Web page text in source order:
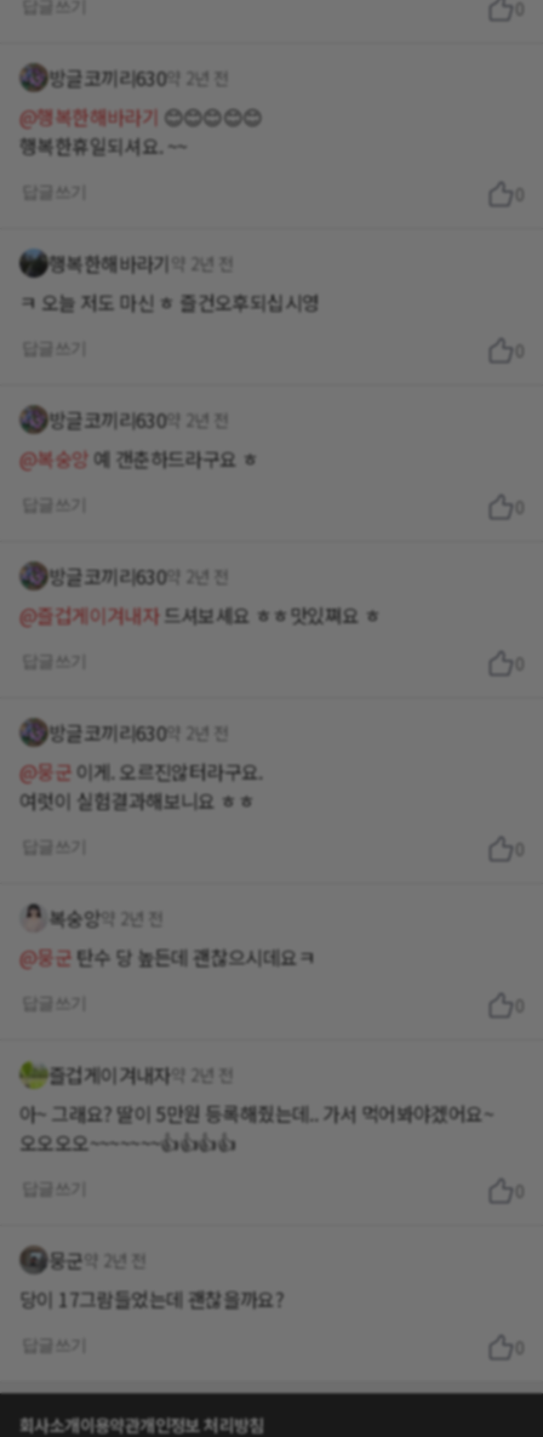
방글코끼리630약 2년 전
@행복한해바라기 😊😊😊😊😊
행복한휴일되셔요. ~~
행복한해바라기 약 2년 전
ㅋ 오늘 저도 마신 ㅎ 즐건오후되십시영
방글코끼리630약 2년 전
@복숭앙 예 갠춘하드라구요 ㅎ
방글코끼리630약 2년 전
@즐겁게이겨내자 드셔보셰요 ㅎㅎ맛있쪄요 ㅎ
방글코끼리630약 2년 전
@뭉군 이게. 오르진않터라구요.
복숭앙약 2년 전
@뭉군 탄수 당 높든데 괜찮으시데요ㅋ
즐겁게이겨내자약 2년 전
아~ 그래요? 딸이 5만원 등록해줬는데.. 가서 먹어봐야겠어요~
오오오오~~~~~~~👍👍👍👍
뭉군 약 2년 전
당이 17그람들었는데 괜찮을까요?
회사소개이용약관개인정보 처리방침